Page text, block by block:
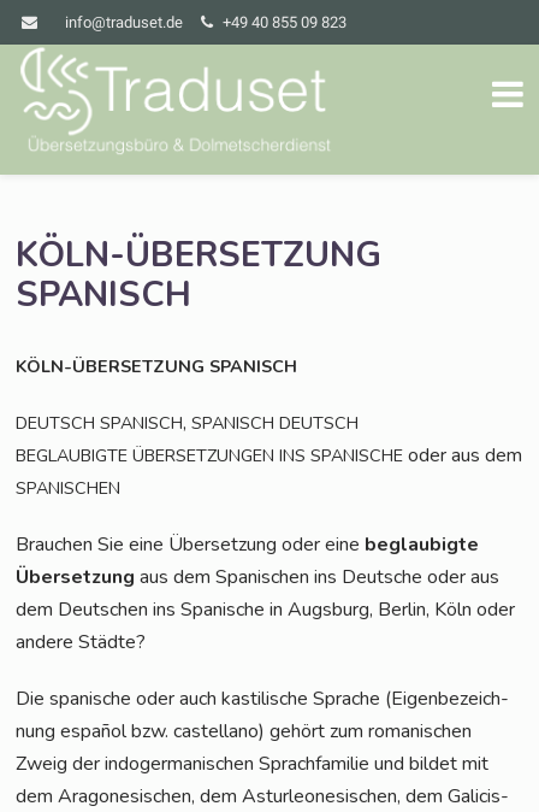
info@traduset.de +49 40 855 09 823
KÖLN-ÜBERSETZUNG
SPANISCH
KÖLN-ÜBERSETZUNG SPANISCH
DEUTSCH SPANISCH,SPANISCH DEUTSCH
BEGLAUBIGTE ÜBERSETZUNGEN INS SPANISCHE oder aus dem
SPANISCHEN
Brau­chen Sie eine Über­set­zung oder eine beglau­big­te
Über­set­zung aus dem Spa­ni­schen ins Deut­sche oder aus
dem Deut­schen ins Spa­ni­sche in Augs­burg, Ber­lin, Köln oder
ande­re Städte?
Die spa­ni­sche oder auch kas­ti­li­sche Spra­che (Eigen­be­zeich­
nung espa­ñol bzw. cas­tel­lano) gehört zum roma­ni­schen
Zweig der indo­ger­ma­ni­schen Sprach­fa­mi­lie und bil­det mit
dem Ara­go­ne­si­schen, dem Ast­ur­leo­ne­si­schen, dem Gali­cis­